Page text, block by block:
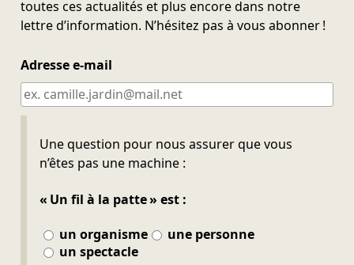
toutes ces actualités et plus encore dans notre
lettre d’information. N’hésitez pas à vous abonner !
Adresse e-mail
Une question pour nous assurer que vous
n’êtes pas une machine :
« Un fil à la patte » est :
un organisme
une personne
un spectacle
Ne pas remplir